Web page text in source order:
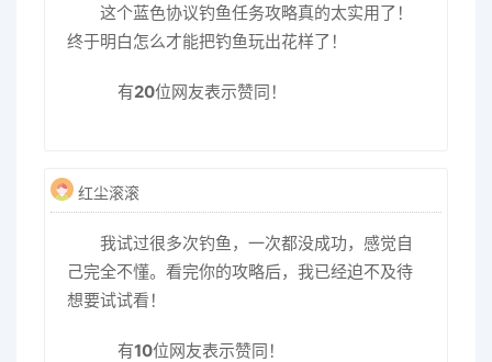
这个蓝色协议钓鱼任务攻略真的太实用了！
终于明白怎么才能把钓鱼玩出花样了！
有20位网友表示赞同！
红尘滚滚
我试过很多次钓鱼，一次都没成功，感觉自
己完全不懂。看完你的攻略后，我已经迫不及待
想要试试看！
有10位网友表示赞同！